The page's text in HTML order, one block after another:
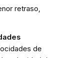
retraso,
de